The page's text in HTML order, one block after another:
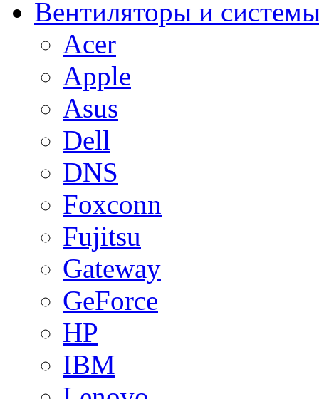
Вентиляторы и
Acer
Apple
Asus
Dell
DNS
Foxconn
Fujitsu
Gateway
GeForce
HP
IBM